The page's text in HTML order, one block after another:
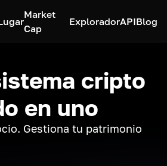
Market
Cap
ExploradorAPIBlog
cripto
en uno
Gestiona tu patrimonio